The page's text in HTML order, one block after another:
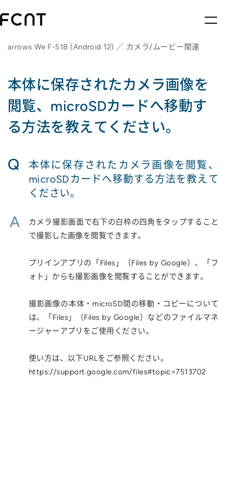
arrows We F-51B (Android 12) ／ カメラ/ムービー関連
本体に保存されたカメラ画像を
閲覧、microSDカードへ移動す
る方法を教えてください。
Q
本体に保存されたカメラ画像を閲覧、
microSDカードへ移動する方法を教えて
ください。
A
カメラ撮影画面で右下の白枠の四角をタップすること
で撮影した画像を閲覧できます。
プリインアプリの「Files」（Files by Google）、「フ
ォト」からも撮影画像を閲覧することができます。
撮影画像の本体・microSD間の移動・コピーについて
は、「Files」（Files by Google）などのファイルマネ
ージャーアプリをご使用ください。
使い方は、以下URLをご参照ください。
https://support.google.com/files#topic=7513702